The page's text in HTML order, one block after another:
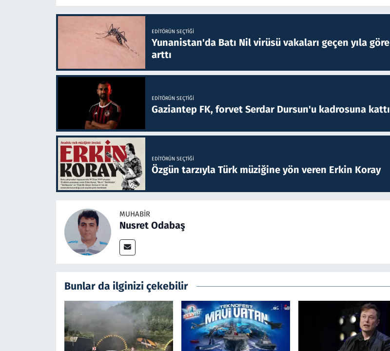
EDITÖRÜN SEÇTIĞI
Yunanistan'da Batı Nil virüsü vakaları geçen yıla göre
arttı
EDITÖRÜN SEÇTIĞI
Gaziantep FK, forvet Serdar Dursun'u kadrosuna kattı
EDITÖRÜN SEÇTIĞI
Özgün tarzıyla Türk müziğine yön veren Erkin Koray
MUHABIR
Nusret Odabaş
Bunlar da ilginizi çekebilir